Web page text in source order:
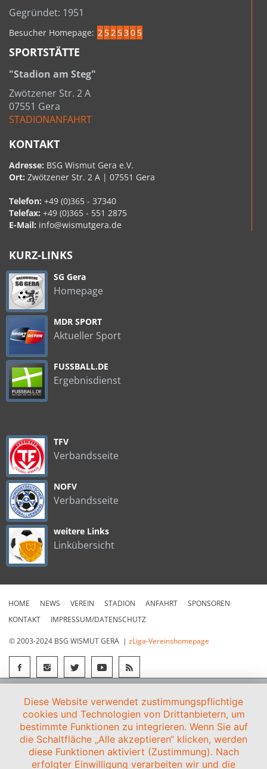
Gegründet: 1951
Besucher Homepage: 2 52 53 0 5
SPORTSTÄTTE
"Stadion am Steg"
Zwötzener Str. 2 A
07551 Gera
STADIONANFAHRT
KONTAKT
Adresse: BSG Wismut Gera e.V.
Ort: Zwötzener Str. 2 A | 07551 Gera
Telefon: +49 (0)365 - 37340
Telefax: +49 (0)365 - 551 2875
E-Mail: info@wismutgera.de
KURZ-LINKS
SG Gera
Homepage
MDR SPORT
Aktueller Sport
FUSSBALL.DE
Ergebnisdienst
TFV
Verbandsseite
NOFV
Verbandsseite
weitere Links
Linkübersicht
HOME NEWS VEREIN STADION ANFAHRT
SPONSOREN
KONTAKT
IMPRESSUM/DATENSCHUTZ
© 2003-2024 BSG WISMUT GERA | zLiga-Vereinshomepage
Diese Website verwendet zustimmungspflichtige
cookies und Technologien von Drittanbietern, um
bestimmte Funktionen zu integrieren. Wenn Sie auf
die Schaltfläche „Alle akzeptieren“ klicken, werden
diese Funktionen aktiviert (Zustimmung). Nach
erfolgter Einwilligung verarbeiten wir und die